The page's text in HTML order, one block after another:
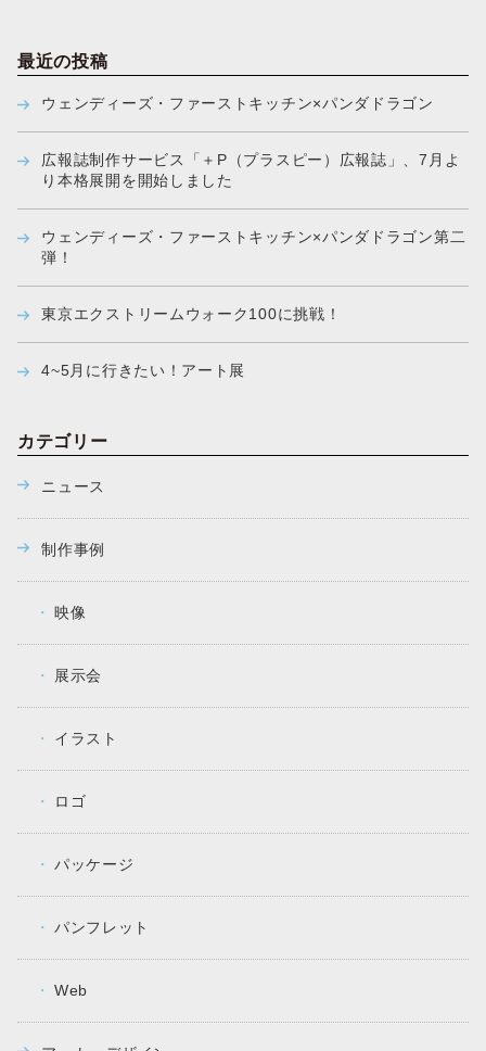
ン
最近の投稿
ウェンディーズ・ファーストキッチン×パンダドラゴン
広報誌制作サービス「＋P（プラスピー）広報誌」、7月よ
り本格展開を開始しました
ウェンディーズ・ファーストキッチン×パンダドラゴン第二
弾！
東京エクストリームウォーク100に挑戦！
4~5月に行きたい！アート展
カテゴリー
ニュース
制作事例
映像
展示会
イラスト
ロゴ
パッケージ
パンフレット
Web